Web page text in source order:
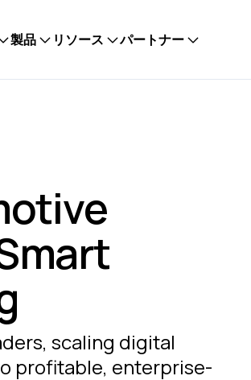
製品 リソース パートナー
scaling digital
profitable, enterprise-